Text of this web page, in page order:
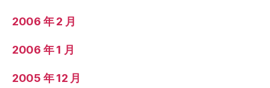
2006 年 2 月
2006 年 1 月
2005 年 12 月